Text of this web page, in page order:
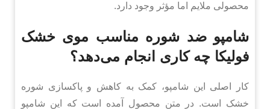
محصولی ملایم اما مؤثر وجود دارد.
شامپو ضد شوره مناسب موی خشک
فولیکا چه کاری انجام می‌دهد؟
کار اصلی این شامپو، کمک به کاهش و پاکسازی شوره
خشک است. در متن محصول آمده است که این شامپو